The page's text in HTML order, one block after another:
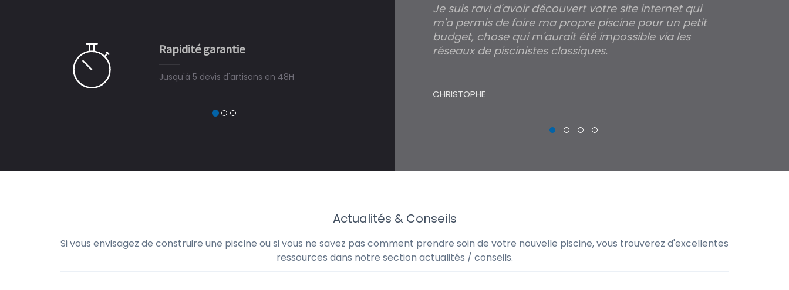
Rapidité garantie
Jusqu'à 5 devis d'artisans en 48H
ne peut plus s'en passer.
Je suis ravi d'avoir découvert votre site internet qui
m'a permis de faire ma propre piscine pour un petit
budget, chose qui m'aurait été impossible via les
réseaux de piscinistes classiques.
CHRISTOPHE
Actualités & Conseils
Si vous envisagez de construire une piscine ou si vous ne savez pas comment prendre soin de votre nouvelle piscine, vous trouverez d'excellentes
ressources dans notre section actualités / conseils.